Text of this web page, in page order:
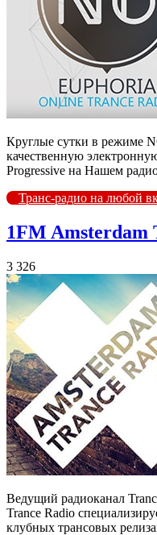
Круглые сутки в режиме
качественную
Progressive на Нашем
Транс-радио на любой
1FM Amsterdam
3 326
Ведущий радиоканал
Trance Radio
клубных трансовых